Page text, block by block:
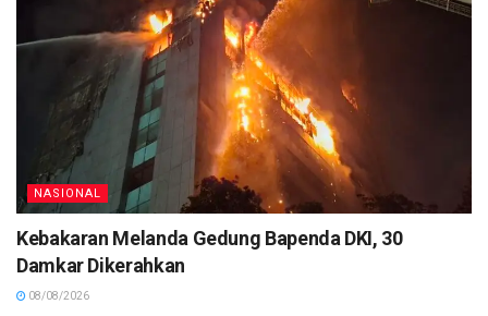
NASIONAL
Kebakaran Melanda Gedung Bapenda DKI, 30
Damkar Dikerahkan
08/08/2026